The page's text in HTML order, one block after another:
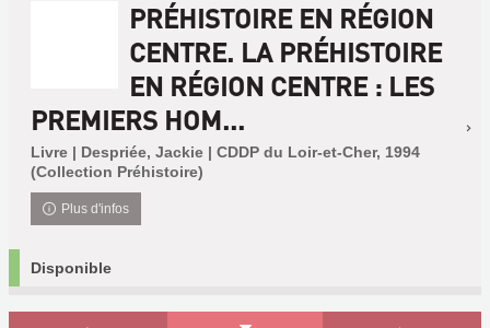
PRÉHISTOIRE EN RÉGION
CENTRE. LA PRÉHISTOIRE
EN RÉGION CENTRE : LES
PREMIERS HOM...
Livre | Despriée, Jackie | CDDP du Loir-et-Cher, 1994
(Collection Préhistoire)
Plus d'infos
Disponible